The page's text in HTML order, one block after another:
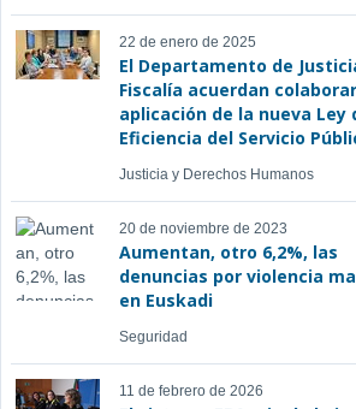
22 de enero de 2025
El Departamento de
Fiscalía acuerdan
aplicación de la nueva Ley
Eficiencia del Servicio
Justicia y Derechos Humanos
20 de noviembre de 2023
Aumentan, otro 6,2%, las
denuncias por violencia
en Euskadi
Seguridad
11 de febrero de 2026